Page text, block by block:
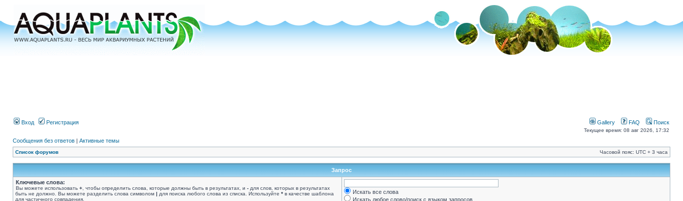
Вход Регистрация Gallery FAQ Поиск
Текущее время: 08 авг 2026, 17:32
Сообщения без ответов | Активные темы
Список форумов Часовой пояс: UTC + 3 часа
Запрос
Ключевые слова:
Вы можете использовать + , чтобы определить слова, которые должны быть в результатах, и - для слов, которых в результатах
быть не должно. Вы можете разделить слова символом | для поиска любого слова из списка. Используйте * в качестве шаблона
для частичного совпадения.
Искать все слова
Искать любое слово/поиск с языком запросов